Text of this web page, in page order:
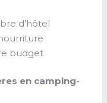
d’hôtel
budget
en camping-